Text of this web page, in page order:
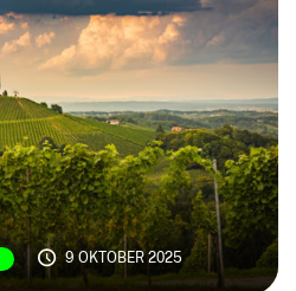
9 OKTOBER 2025